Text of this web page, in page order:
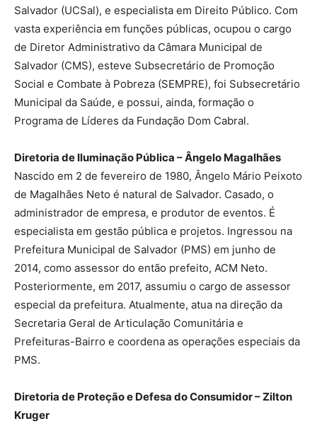
Salvador (UCSal), e especialista em Direito Público. Com
vasta experiência em funções públicas, ocupou o cargo
de Diretor Administrativo da Câmara Municipal de
Salvador (CMS), esteve Subsecretário de Promoção
Social e Combate à Pobreza (SEMPRE), foi Subsecretário
Municipal da Saúde, e possui, ainda, formação o
Programa de Líderes da Fundação Dom Cabral.
Diretoria de Iluminação Pública – Ângelo Magalhães
Nascido em 2 de fevereiro de 1980, Ângelo Mário Peixoto
de Magalhães Neto é natural de Salvador. Casado, o
administrador de empresa, e produtor de eventos. É
especialista em gestão pública e projetos. Ingressou na
Prefeitura Municipal de Salvador (PMS) em junho de
2014, como assessor do então prefeito, ACM Neto.
Posteriormente, em 2017, assumiu o cargo de assessor
especial da prefeitura. Atualmente, atua na direção da
Secretaria Geral de Articulação Comunitária e
Prefeituras-Bairro e coordena as operações especiais da
PMS.
Diretoria de Proteção e Defesa do Consumidor – Zilton
Kruger